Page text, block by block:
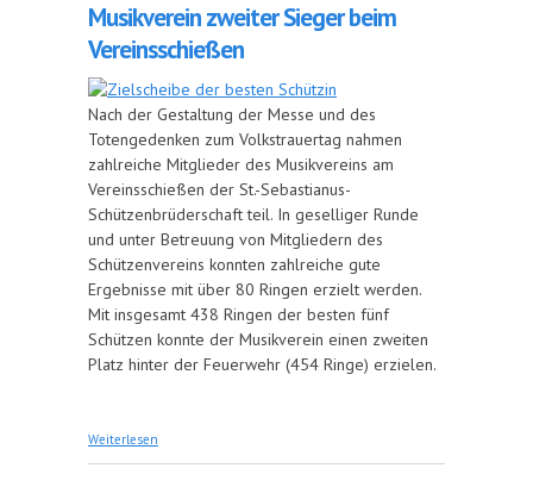
Musikverein zweiter Sieger beim
Vereinsschießen
Nach der Gestaltung der Messe und des
Totengedenken zum Volkstrauertag nahmen
zahlreiche Mitglieder des Musikvereins am
Vereinsschießen der St.-Sebastianus-
Schützenbrüderschaft teil. In geselliger Runde
und unter Betreuung von Mitgliedern des
Schützenvereins konnten zahlreiche gute
Ergebnisse mit über 80 Ringen erzielt werden.
Mit insgesamt 438 Ringen der besten fünf
Schützen konnte der Musikverein einen zweiten
Platz hinter der Feuerwehr (454 Ringe) erzielen.
Weiterlesen